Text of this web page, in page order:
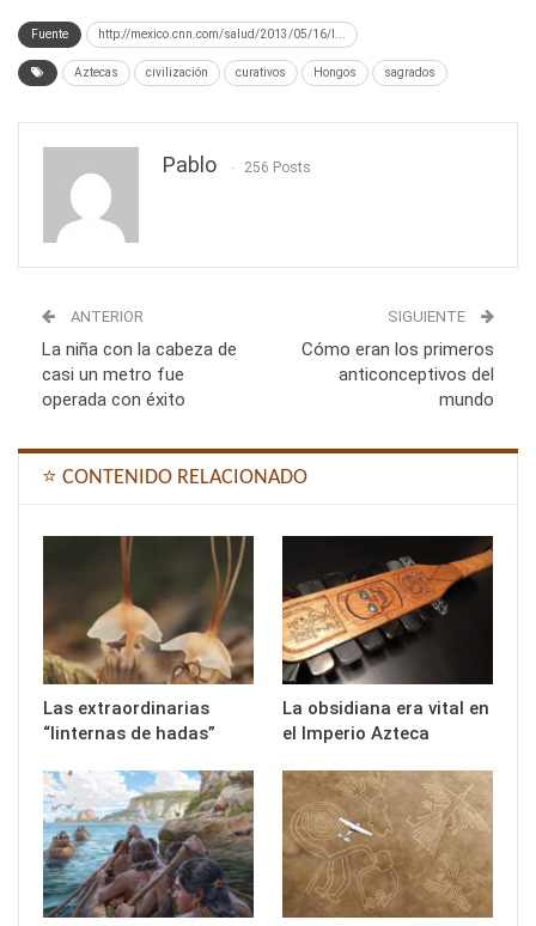
Fuente http://mexico.cnn.com/salud/2013/05/16/l...
Aztecas civilización curativos Hongos sagrados
Pablo 256 Posts
ANTERIOR
La niña con la cabeza de
casi un metro fue
operada con éxito
SIGUIENTE
Cómo eran los primeros
anticonceptivos del
mundo
⭐ CONTENIDO RELACIONADO
Las extraordinarias
“linternas de hadas”
La obsidiana era vital en
el Imperio Azteca